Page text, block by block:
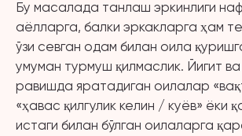
Бу масалада танлаш эркинлиги
аёлларга, балки эркакларга ҳам
ўзи севган одам билан оила
умуман турмуш қилмаслик. Йигит ва
равишда яратадиган оилалар
«ҳавас қилгулик келин / куёв» ёки
истаги билан бўлган оилаларга